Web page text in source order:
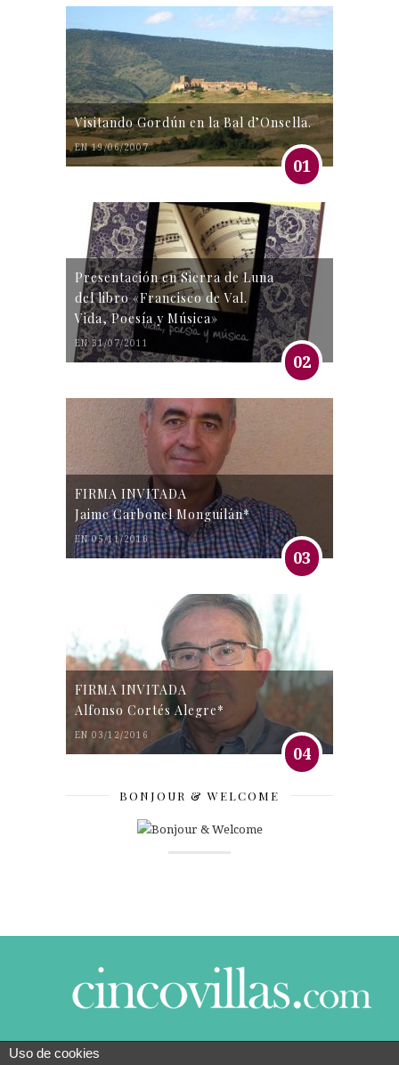
Visitando Gordún en la Bal d’Onsella.
EN 19/06/2007
01
Presentación en Sierra de Luna
del libro «Francisco de Val.
Vida, Poesía y Música»
EN 31/07/2011
02
FIRMA INVITADA
Jaime Carbonel Monguilán*
EN 05/11/2016
03
FIRMA INVITADA
Alfonso Cortés Alegre*
EN 03/12/2016
04
BONJOUR & WELCOME
© 2014 CINCO VILLAS CONTIGO DESDE EL AÑO
Uso de cookies